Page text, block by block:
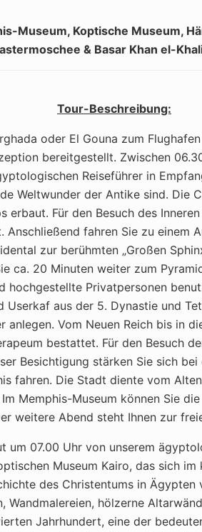
Museum, Koptische Museum,
& Basar Khan el-
Tour-Beschreibung:
oder El Gouna zum
bereitgestellt. Zwischen
Reiseführer in
Weltwunder der Antike sind. Die
Für den Besuch des
fahren Sie zu einem
zur berühmten „Großen
ca. 20 Minuten weiter zum
Privatpersonen
aus der 5. Dynastie und
Vom Neuen Reich bis in
bestattet. Für den Besuch
Besichtigung stärken Sie sich
fahren. Die Stadt diente vom
Memphis-Museum können Sie
weitere Abend steht Ihnen zur
07.00 Uhr von unserem
Museum Kairo, das sich
des Christentums in
hölzerne
Jahrhundert, eine der